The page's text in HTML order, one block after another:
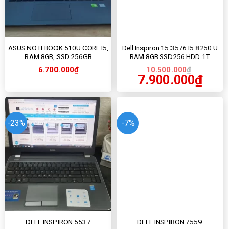
ASUS NOTEBOOK 510U CORE I5,
RAM 8GB, SSD 256GB
6.700.000₫
Dell Inspiron 15 3576 I5 8250 U
RAM 8GB SSD256 HDD 1T
10.500.000₫
7.900.000₫
-23%
DELL INSPIRON 5537
-7%
DELL INSPIRON 7559